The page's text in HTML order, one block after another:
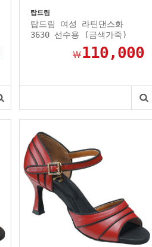
탑드림
탑드림 여성 라틴댄스화
3630 선수용 (금색가죽)
￦110,000